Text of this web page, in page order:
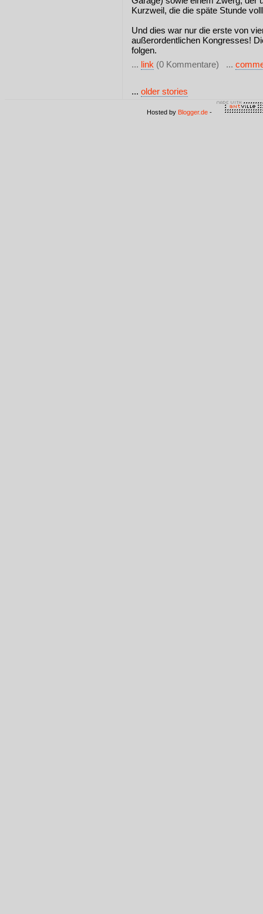
Kurzweil, die die späte Stunde
Und dies war nur die erste von
außerordentlichen Kongresses!
folgen.
... link (0 Kommentare) ...
... older stories
Hosted by Blogger.de -